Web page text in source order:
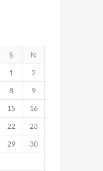
S N
1 2
8 9
15 16
22 23
29 30